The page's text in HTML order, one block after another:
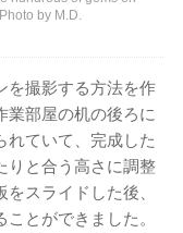
by M.D.
を撮影する方法を作
業部屋の机の後ろに
れていて、完成した
りと合う高さに調整
スライドした後、
とができました。